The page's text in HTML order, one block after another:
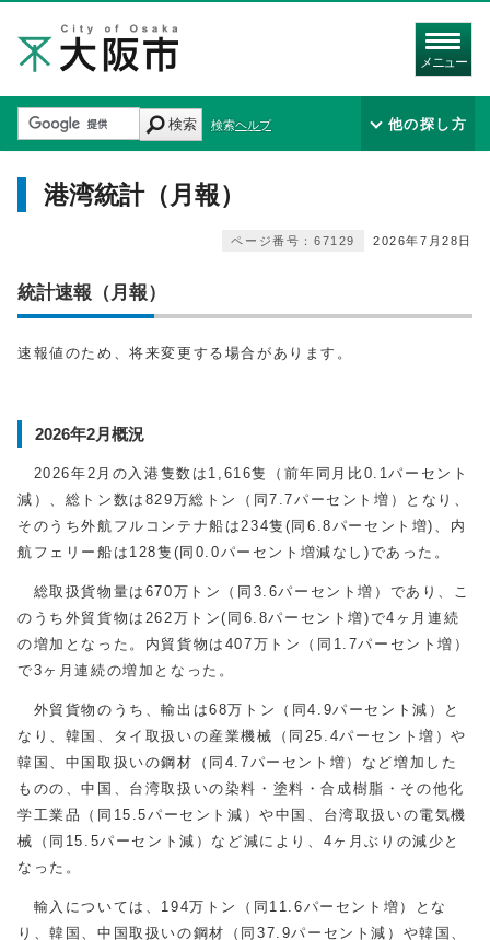
メニュー
検索 検索ヘルプ 他の探し方
港湾統計（月報）
2026年7月28日
ページ番号：67129
統計速報（月報）
速報値のため、将来変更する場合があります。
2026年2月概況
2026年2月の入港隻数は1,616隻（前年同月比0.1パーセント
減）、総トン数は829万総トン（同7.7パーセント増）となり、
そのうち外航フルコンテナ船は234隻(同6.8パーセント増)、内
航フェリー船は128隻(同0.0パーセント増減なし)であった。
総取扱貨物量は670万トン（同3.6パーセント増）であり、こ
のうち外貿貨物は262万トン(同6.8パーセント増)で4ヶ月連続
の増加となった。内貿貨物は407万トン（同1.7パーセント増）
で3ヶ月連続の増加となった。
外貿貨物のうち、輸出は68万トン（同4.9パーセント減）と
なり、韓国、タイ取扱いの産業機械（同25.4パーセント増）や
韓国、中国取扱いの鋼材（同4.7パーセント増）など増加した
ものの、中国、台湾取扱いの染料・塗料・合成樹脂・その他化
学工業品（同15.5パーセント減）や中国、台湾取扱いの電気機
械（同15.5パーセント減）など減により、4ヶ月ぶりの減少と
なった。
輸入については、194万トン（同11.6パーセント増）とな
り、韓国、中国取扱いの鋼材（同37.9パーセント減）や韓国、